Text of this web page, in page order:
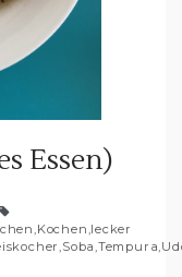
Essen)
,Kochen,lecker
,Soba,Tempura,